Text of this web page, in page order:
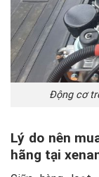
Động cơ
Lý do nên
hãng tại